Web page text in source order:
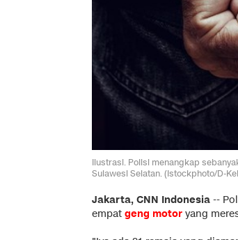
Ilustrasi. Polisi menangkap
Sulawesi Selatan. (Istockphoto/D-
Jakarta, CNN Indonesia --
empat geng motor yang